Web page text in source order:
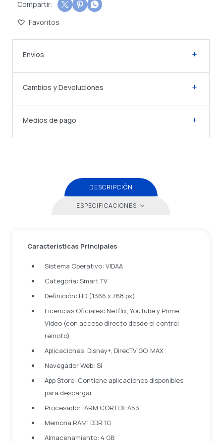
  
Envíos
Cambios y Devoluciones
Medios de pago
DESCRIPCIÓN
ESPECIFICACIONES
Características Principales
Sistema Operativo: VIDAA
Categoría: Smart TV
Definición: HD (1366 x 768 px)
Licencias Oficiales: Netflix, YouTube y Prime
Video (con acceso directo desde el control
remoto)
Aplicaciones: Disney+, DirecTV GO, MAX
Navegador Web: Sí
App Store: Contiene aplicaciones disponibles
para descargar
Procesador: ARM CORTEX-A53
Memoria RAM: DDR 1G
Almacenamiento: 4 GB